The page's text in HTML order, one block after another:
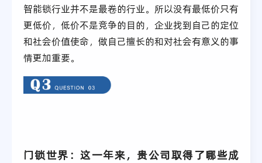
智能锁行业并不是最卷的行业。所以没有最低价只有
更低价，低价不是竞争的目的，企业找到自己的定位
和社会价值使命，做自己擅长的和对社会有意义的事
情更加重要。
门锁世界：这一年来，贵公司取得了哪些成